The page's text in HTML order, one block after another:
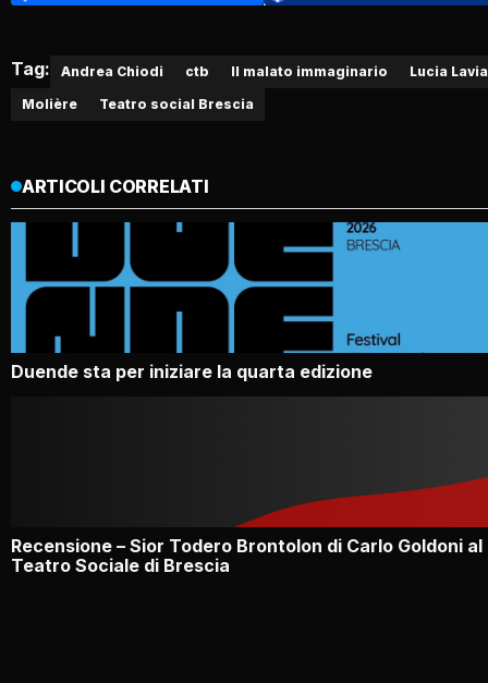
Tag: Andrea Chiodi ctb Il malato immaginario
Lucia Lavia
Molière
Teatro social Brescia
ARTICOLI CORRELATI
Duende sta per iniziare la quarta edizione
Recensione – Sior Todero Brontolon di Carlo Goldoni al
Teatro Sociale di Brescia